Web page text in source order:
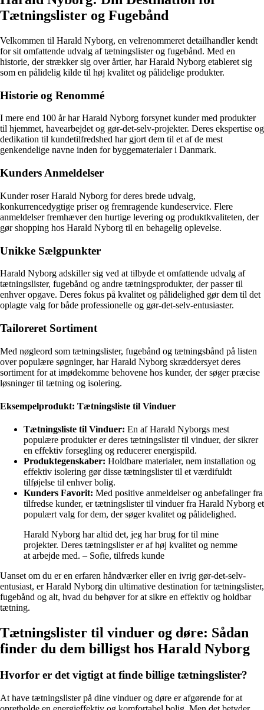
Tætningslister og Fugebånd
Velkommen til Harald Nyborg, en velrenommeret detailhandler kendt
for sit omfattende udvalg af tætningslister og fugebånd. Med en
historie, der strækker sig over årtier, har Harald Nyborg etableret sig
som en pålidelig kilde til høj kvalitet og pålidelige produkter.
Historie og Renommé
I mere end 100 år har Harald Nyborg forsynet kunder med produkter
til hjemmet, havearbejdet og gør-det-selv-projekter. Deres ekspertise og
dedikation til kundetilfredshed har gjort dem til et af de mest
genkendelige navne inden for byggematerialer i Danmark.
Kunders Anmeldelser
Kunder roser Harald Nyborg for deres brede udvalg,
konkurrencedygtige priser og fremragende kundeservice. Flere
anmeldelser fremhæver den hurtige levering og produktkvaliteten, der
gør shopping hos Harald Nyborg til en behagelig oplevelse.
Unikke Sælgpunkter
Harald Nyborg adskiller sig ved at tilbyde et omfattende udvalg af
tætningslister, fugebånd og andre tætningsprodukter, der passer til
enhver opgave. Deres fokus på kvalitet og pålidelighed gør dem til det
oplagte valg for både professionelle og gør-det-selv-entusiaster.
Tailoreret Sortiment
Med nøgleord som tætningslister, fugebånd og tætningsbånd på listen
over populære søgninger, har Harald Nyborg skræddersyet deres
sortiment for at imødekomme behovene hos kunder, der søger præcise
løsninger til tætning og isolering.
Eksempelprodukt: Tætningsliste til Vinduer
Tætningsliste til Vinduer: En af Harald Nyborgs mest
populære produkter er deres tætningslister til vinduer, der sikrer
en effektiv forsegling og reducerer energispild.
Produktegenskaber: Holdbare materialer, nem installation og
effektiv isolering gør disse tætningslister til et værdifuldt
tilføjelse til enhver bolig.
Kunders Favorit: Med positive anmeldelser og anbefalinger fra
tilfredse kunder, er tætningslister til vinduer fra Harald Nyborg et
populært valg for dem, der søger kvalitet og pålidelighed.
Harald Nyborg har altid det, jeg har brug for til mine
projekter. Deres tætningslister er af høj kvalitet og nemme
at arbejde med. – Sofie, tilfreds kunde
Uanset om du er en erfaren håndværker eller en ivrig gør-det-selv-
entusiast, er Harald Nyborg din ultimative destination for tætningslister,
fugebånd og alt, hvad du behøver for at sikre en effektiv og holdbar
tætning.
Tætningslister til vinduer og døre: Sådan
finder du dem billigst hos Harald Nyborg
Hvorfor er det vigtigt at finde billige tætningslister?
At have tætningslister på dine vinduer og døre er afgørende for at